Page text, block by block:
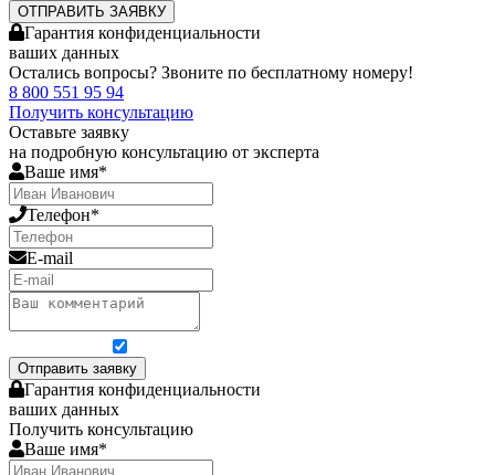
ОТПРАВИТЬ ЗАЯВКУ
Гарантия конфиденциальности
ваших данных
Остались вопросы? Звоните по бесплатному номеру!
8 800 551 95 94
Получить консультацию
Оставьте заявку
на подробную консультацию от эксперта
Ваше имя*
Телефон*
E-mail
Отправить заявку
Гарантия конфиденциальности
ваших данных
Получить консультацию
Ваше имя*